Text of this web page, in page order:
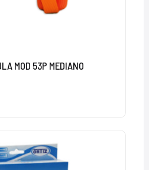
MOD 53P MEDIANO